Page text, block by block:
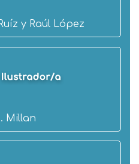
y Raúl López
Millan